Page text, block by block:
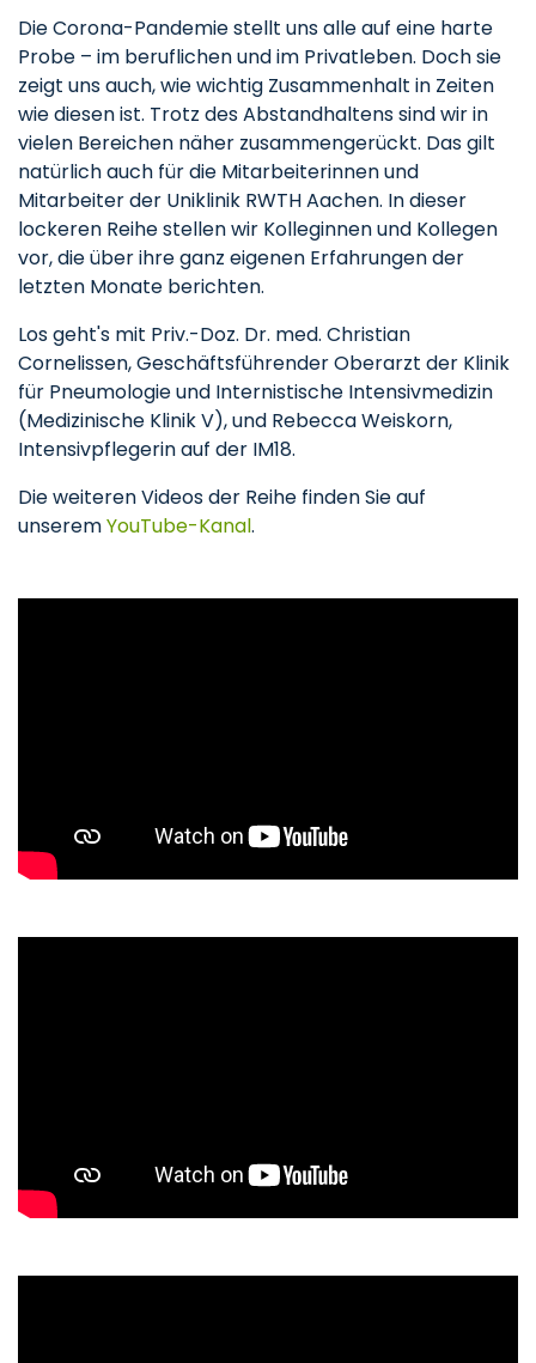
Die Corona-Pandemie stellt uns alle auf eine harte
Probe – im beruflichen und im Privatleben. Doch sie
zeigt uns auch, wie wichtig Zusammenhalt in Zeiten
wie diesen ist. Trotz des Abstandhaltens sind wir in
vielen Bereichen näher zusammengerückt. Das gilt
natürlich auch für die Mitarbeiterinnen und
Mitarbeiter der Uniklinik RWTH Aachen. In dieser
lockeren Reihe stellen wir Kolleginnen und Kollegen
vor, die über ihre ganz eigenen Erfahrungen der
letzten Monate berichten.
Los geht's mit Priv.-Doz. Dr. med. Christian
Cornelissen, Geschäftsführender Oberarzt der Klinik
für Pneumologie und Internistische Intensivmedizin
(Medizinische Klinik V), und Rebecca Weiskorn,
Intensivpflegerin auf der IM18.
Die weiteren Videos der Reihe finden Sie auf
unseremYouTube-Kanal.